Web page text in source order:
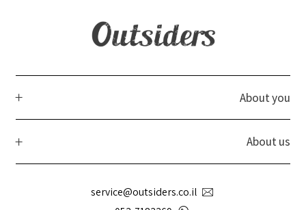
About you
About us
service@outsiders.co.il